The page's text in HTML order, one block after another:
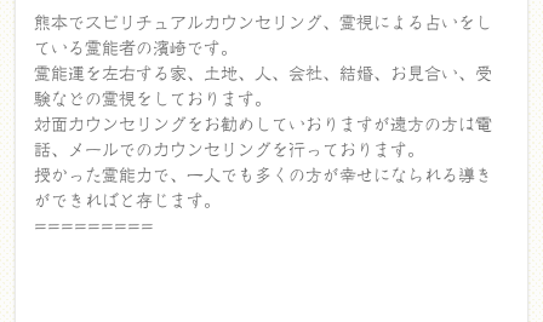
熊本でスピリチュアルカウンセリング、霊視による占いをし
ている霊能者の濱崎です。
霊能運を左右する家、土地、人、会社、結婚、お見合い、受
験などの霊視をしております。
対面カウンセリングをお勧めしていおりますが遠方の方は電
話、メールでのカウンセリングを行っております。
授かった霊能力で、一人でも多くの方が幸せになられる導き
ができればと存じます。
=========